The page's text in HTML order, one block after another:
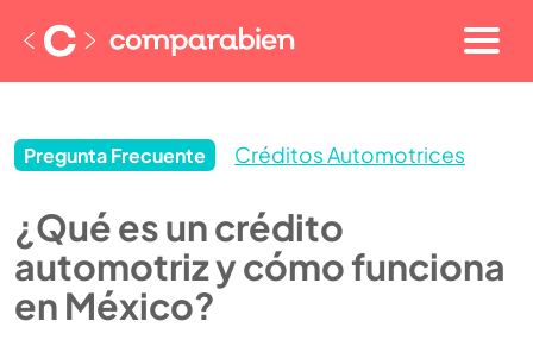
Pregunta Frecuente Créditos Automotrices
¿Qué es un crédito
automotriz y cómo funciona
en México?